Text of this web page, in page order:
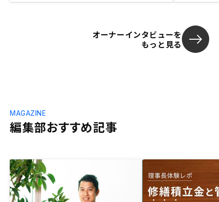
オーナーインタビューを
もっと見る
編集部おすすめ記事
MAGAZINE